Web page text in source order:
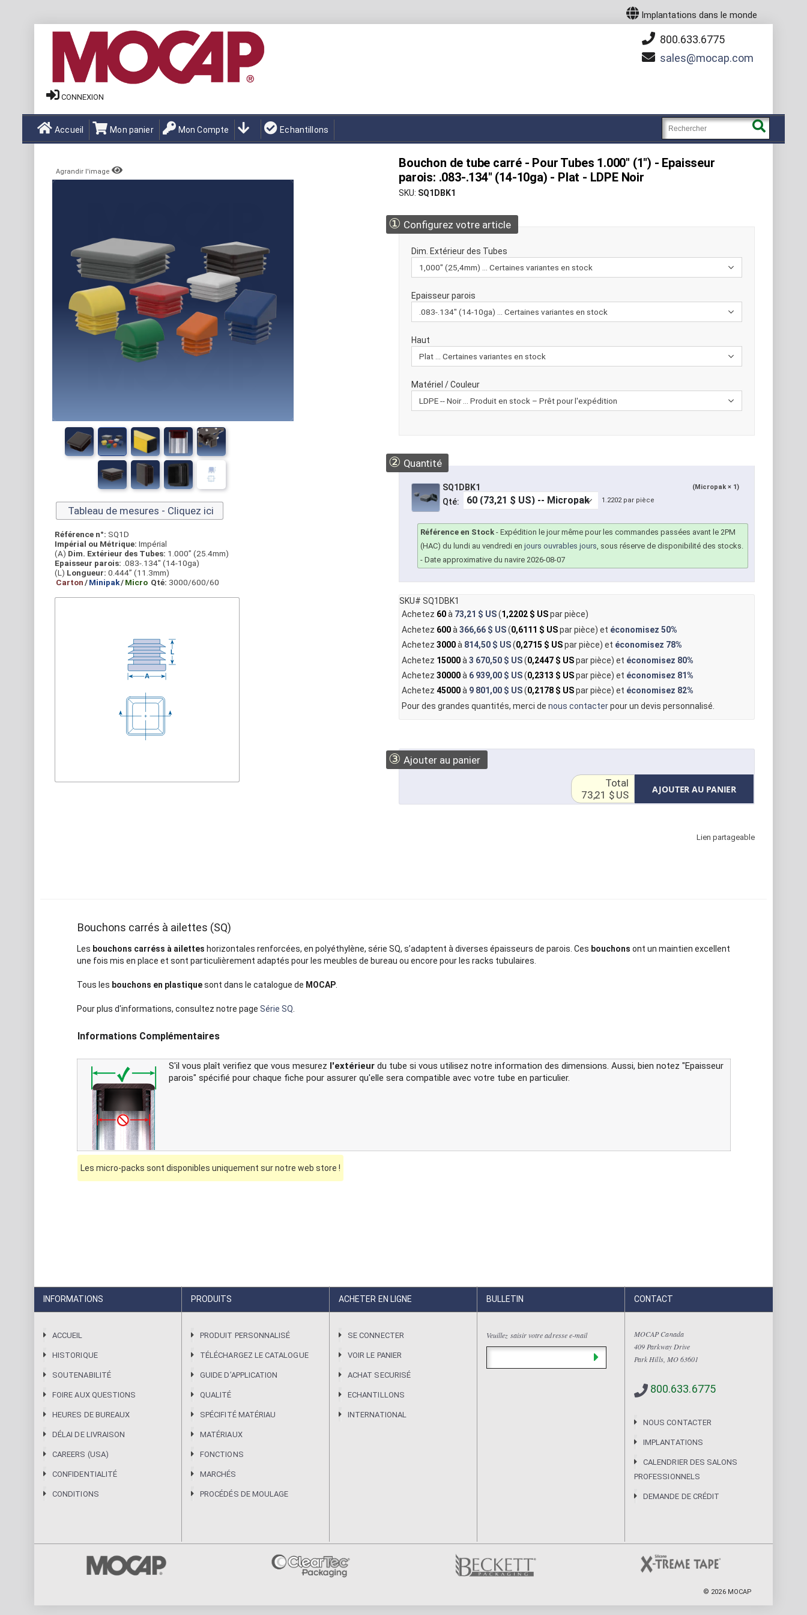
Implantations dans le monde
800.633.6775
sales
mocap.com
CONNEXION
Accueil Mon panier Mon Compte Echantillons
Bouchon de tube carré - Pour Tubes 1.000" (1") - Epaisseur
parois: .083-.134" (14-10ga) - Plat - LDPE Noir
SKU SQ1DBK1
① Configurez votre article
Dim. Extérieur des Tubes
Epaisseur parois
Haut
Matériel / Couleur
② Quantité
SQ1DBK1 (Micropak × 1)
Qté: 1.2202 par pièce
Référence en Stock -Expédition le jour même pour les commandes passées avant le 2PM
(HAC) du lundi au vendredi enjours ouvrables jours, sous réserve de disponibilité des stocks.
- Date approximative du navire 2026-08-07
SKU# SQ1DBK1
Achetez 60à 73,21 $ US(1,2202 $ USpar pièce)
Achetez 600à 366,66 $ US(0,6111 $ USpar pièce) et économisez 50%
Achetez 3000à 814,50 $ US(0,2715 $ USpar pièce) et économisez 78%
Achetez 15000à 3 670,50 $ US(0,2447 $ USpar pièce) et économisez 80%
Achetez 30000à 6 939,00 $ US(0,2313 $ USpar pièce) et économisez 81%
Achetez 45000à 9 801,00 $ US(0,2178 $ USpar pièce) et économisez 82%
Pour des grandes quantités, merci de nous contacterpour un devis personnalisé.
③ Ajouter au panier
AJOUTER AU PANIER
Total
73,21 $ US
Lien partageable
Agrandir l'image
Tableau de mesures - Cliquez ici
Référence n°: SQ1D
Impérial ou Métrique: Impérial
(A) Dim. Extérieur des Tubes: 1.000” (25.4mm)
Epaisseur parois: .083-.134" (14-10ga)
(L) Longueur: 0.444” (11.3mm)
Carton/Minipak/Micro Qté: 3000/600/60
Bouchons carrés à ailettes (SQ)
Les bouchons carréss à ailettes horizontales renforcées, en polyéthylène, série SQ, s’adaptent à diverses épaisseurs de parois. Ces bouchons ont un maintien excellent
une fois mis en place et sont particulièrement adaptés pour les meubles de bureau ou encore pour les racks tubulaires.
Tous les bouchons en plastiquesont dans le catalogue de MOCAP.
Pour plus d'informations, consultez notre page Série SQ.
Informations Complémentaires
S'il vous plaît verifiez que vous mesurez l'extérieurdu tube si vous utilisez notre information des dimensions. Aussi, bien notez "Epaisseur
parois" spécifié pour chaque fiche pour assurer qu'elle sera compatible avec votre tube en particulier.
Les micro-packs sont disponibles uniquement sur notre web store !
INFORMATIONS
ACCUEIL
HISTORIQUE
SOUTENABILITÉ
FOIRE AUX QUESTIONS
HEURES DE BUREAUX
DÉLAI DE LIVRAISON
CAREERS (USA)
CONFIDENTIALITÉ
CONDITIONS
PRODUITS
PRODUIT PERSONNALISÉ
TÉLÉCHARGEZ LE CATALOGUE
GUIDE DʼAPPLICATION
QUALITÉ
SPÉCIFITÉ MATÉRIAU
MATÉRIAUX
FONCTIONS
MARCHÉS
PROCÉDÉS DE MOULAGE
ACHETER EN LIGNE
SE CONNECTER
VOIR LE PANIER
ACHAT SECURISÉ
ECHANTILLONS
INTERNATIONAL
BULLETIN
Veuillez saisir votre adresse e-mail
CONTACT
MOCAP Canada
409 Parkway Drive
Park Hills, MO 63601
800.633.6775
NOUS CONTACTER
IMPLANTATIONS
CALENDRIER DES SALONS
PROFESSIONNELS
DEMANDE DE CRÉDIT
© 2026 MOCAP